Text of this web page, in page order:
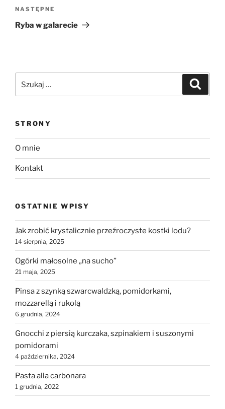
Następny
wpis
NASTĘPNE
Ryba w galarecie
STRONY
O mnie
Kontakt
OSTATNIE WPISY
Jak zrobić krystalicznie przeźroczyste kostki lodu?
14 sierpnia, 2025
Ogórki małosolne „na sucho”
21 maja, 2025
Pinsa z szynką szwarcwaldzką, pomidorkami,
mozzarellą i rukolą
6 grudnia, 2024
Gnocchi z piersią kurczaka, szpinakiem i suszonymi
pomidorami
4 października, 2024
Pasta alla carbonara
1 grudnia, 2022